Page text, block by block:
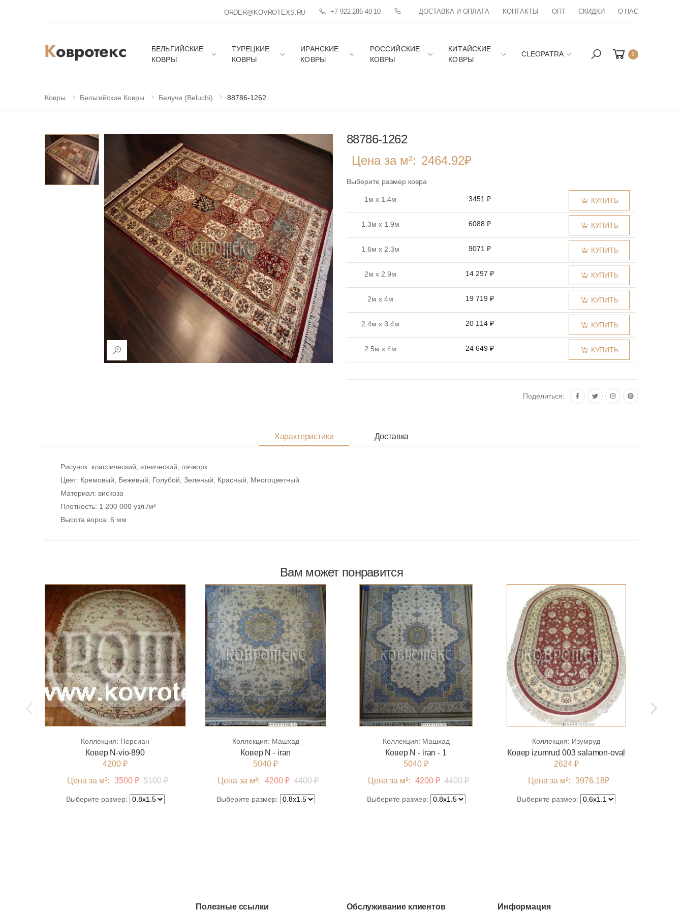
ORDER@KOVROTEXS.RU +7 922 286-40-10 ДОСТАВКА И ОПЛАТА КОНТАКТЫ ОПТ СКИДКИ О НАС
БЕЛЬГИЙСКИЕ
КОВРЫ
ТУРЕЦКИЕ
КОВРЫ
ИРАНСКИЕ
КОВРЫ
РОССИЙСКИЕ
КОВРЫ
КИТАЙСКИЕ
КОВРЫ
CLEOPATRA 0
Ковры Бельгийские Ковры Белучи (Beluchi) 88786-1262
88786-1262
Цена за м²: 2464.92₽
Выберите размер ковра
1м x 1.4м 3451 ₽ КУПИТЬ
1.3м x 1.9м 6088 ₽ КУПИТЬ
1.6м x 2.3м 9071 ₽ КУПИТЬ
2м x 2.9м 14 297 ₽ КУПИТЬ
2м x 4м 19 719 ₽ КУПИТЬ
2.4м x 3.4м 20 114 ₽ КУПИТЬ
2.5м x 4м 24 649 ₽ КУПИТЬ
Поделиться:
Характеристики Доставка
Рисунок: классический, этнический, пэчворк
Цвет: Кремовый, Бежевый, Голубой, Зеленый, Красный, Многоцветный
Материал: вискоза
Плотность: 1 200 000 узл./м²
Высота ворса: 6 мм
Вам может понравится
Коллекция: Персиан
Ковер N-vio-890
4200 ₽
Цена за м²:
3500 ₽ 5100 ₽
Выберите размер:
Коллекция: Машхад
Ковер N - iran
5040 ₽
Цена за м²:
4200 ₽ 4400 ₽
Выберите размер:
Коллекция: Машхад
Ковер N - iran - 1
5040 ₽
Цена за м²:
4200 ₽ 4400 ₽
Выберите размер:
Коллекция: Изумруд
Ковер izumrud 003 salamon-oval
2624 ₽
Цена за м²:
3976.18₽
Выберите размер:
Полезные ссылки Обслуживание клиентов Информация